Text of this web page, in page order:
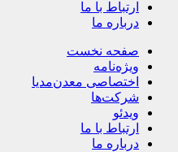
ارتباط با ما
درباره ما
صفحه نخست
ویژه‌نامه
اختصاصی معدن‌مدیا
شرکت‌ها
ویدئو
ارتباط با ما
درباره ما